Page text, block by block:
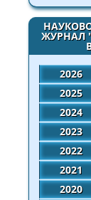
ЖУРНАЛ
2026
2025
2024
2023
2022
2021
2020